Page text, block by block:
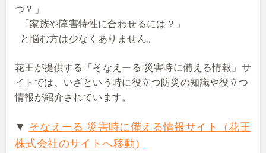
つ？」
「家族や障害特性に合わせるには？」
と悩む方は少なくありません。
花王が提供する「そなえーる 災害時に備える情報」サ
イトでは、いざという時に役立つ防災の知識や役立つ
情報が紹介されています。
▼ そなえーる 災害時に備える情報サイト（花王
株式会社のサイトへ移動）